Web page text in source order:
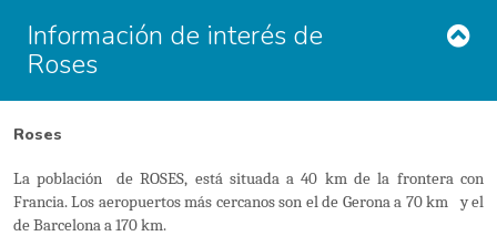
Información de interés de
Roses
Roses
La población de ROSES, está situada a 40 km de la frontera con
Francia. Los aeropuertos más cercanos son el de Gerona a 70 km y el
de Barcelona a 170 km.